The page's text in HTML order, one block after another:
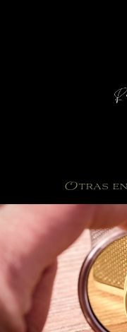
Otras
Los filtros